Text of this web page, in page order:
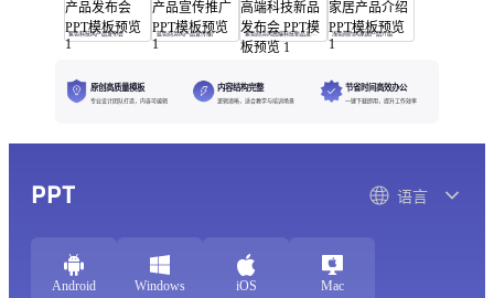
紫色科技风产品发布会 蓝色商务风产品宣传推广 紫色商务风高端科技新品发布会 浅色简约风家居产品介绍
原创高质量模板
专业设计团队打造，内容可编辑
内容结构完整
逻辑清晰，适合教学与培训场景
节省时间高效办公
一键下载即用，提升工作效率
PPT 语言
Android Windows iOS Mac